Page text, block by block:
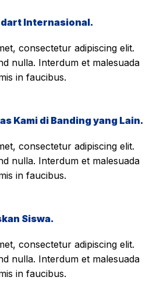
Internasional.
consectetur adipiscing elit.
nulla. Interdum et malesuada
in faucibus.
Kami di Banding yang Lain.
consectetur adipiscing elit.
nulla. Interdum et malesuada
in faucibus.
Siswa.
consectetur adipiscing elit.
nulla. Interdum et malesuada
in faucibus.